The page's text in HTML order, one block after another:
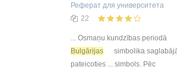
Реферат для университета
22
... Osmaņu kundzības periodā
Bulgārijas
simbolika
pateicoties ... simbols. Pēc